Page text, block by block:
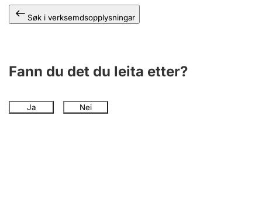
Søk i verksemdsopplysningar
Fann du det du leita etter?
Ja Nei